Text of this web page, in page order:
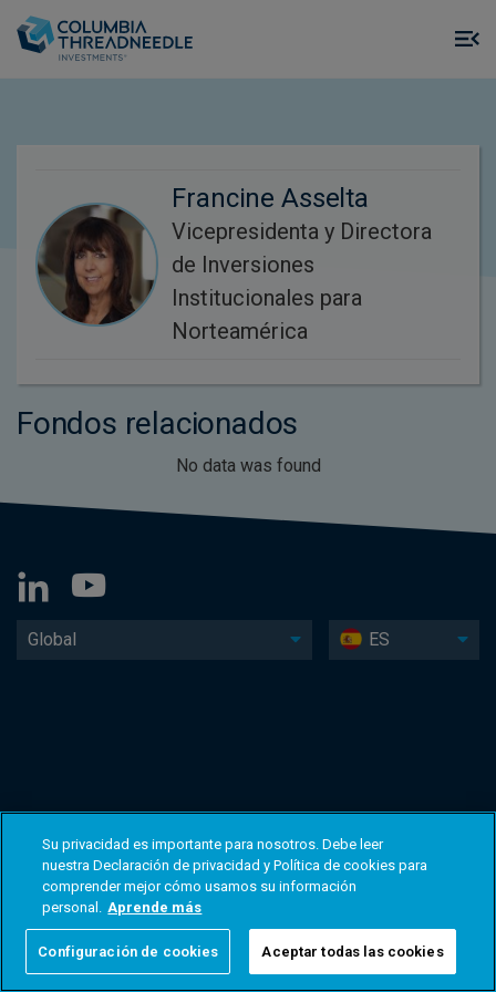
Francine Asselta
Vicepresidenta y Directora
de Inversiones
Institucionales para
Norteamérica
Fondos relacionados
No data was found
Global ES
Su privacidad es importante para nosotros. Debe leer
nuestra Declaración de privacidad y Política de cookies para
comprender mejor cómo usamos su información
personal. Aprende más
Configuración de cookies Aceptar todas las cookies